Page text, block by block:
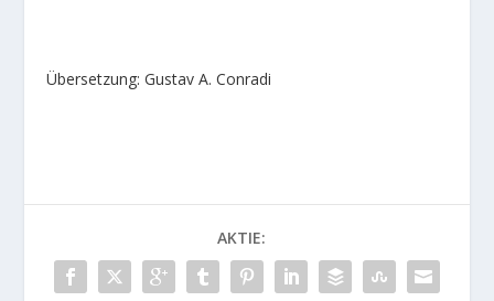
Übersetzung: Gustav A. Conradi
AKTIE: